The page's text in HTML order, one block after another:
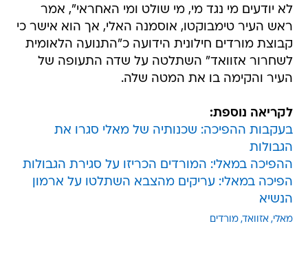
לא יודעים מי נגד מי, מי שולט ומי האחראי", אמר
ראש העיר טימבוקטו, אוסמנה האלי, אך הוא אישר כי
קבוצת מורדים חילונית הידועה כ"התנועה הלאומית
לשחרור אזוואד" השתלטה על שדה התעופה של
העיר והקימה בו את המטה שלה.
לקריאה נוספת:
בעקבות ההפיכה: שכנותיה של מאלי סגרו את
הגבולות
ההפיכה במאלי: המורדים הכריזו על סגירת הגבולות
הפיכה במאלי: עריקים מהצבא השתלטו על ארמון
הנשיא
מאלי אזוואד מורדים